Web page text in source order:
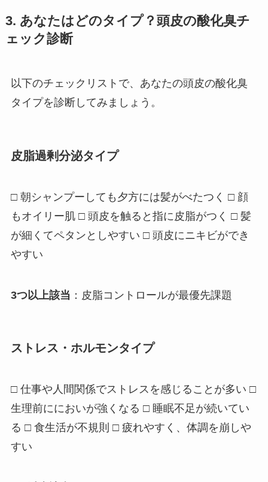
3. あなたはどのタイプ？頭皮の酸化臭チ
ェック診断
以下のチェックリストで、あなたの頭皮の酸化臭
タイプを診断してみましょう。
皮脂過剰分泌タイプ
□ 朝シャンプーしても夕方には髪がべたつく □ 顔
もオイリー肌 □ 頭皮を触ると指に皮脂がつく □ 髪
が細くてペタンとしやすい □ 頭皮にニキビができ
やすい
3つ以上該当 ：皮脂コントロールが最優先課題
ストレス・ホルモンタイプ
□ 仕事や人間関係でストレスを感じることが多い □
生理前ににおいが強くなる □ 睡眠不足が続いてい
る □ 食生活が不規則 □ 疲れやすく、体調を崩しや
すい